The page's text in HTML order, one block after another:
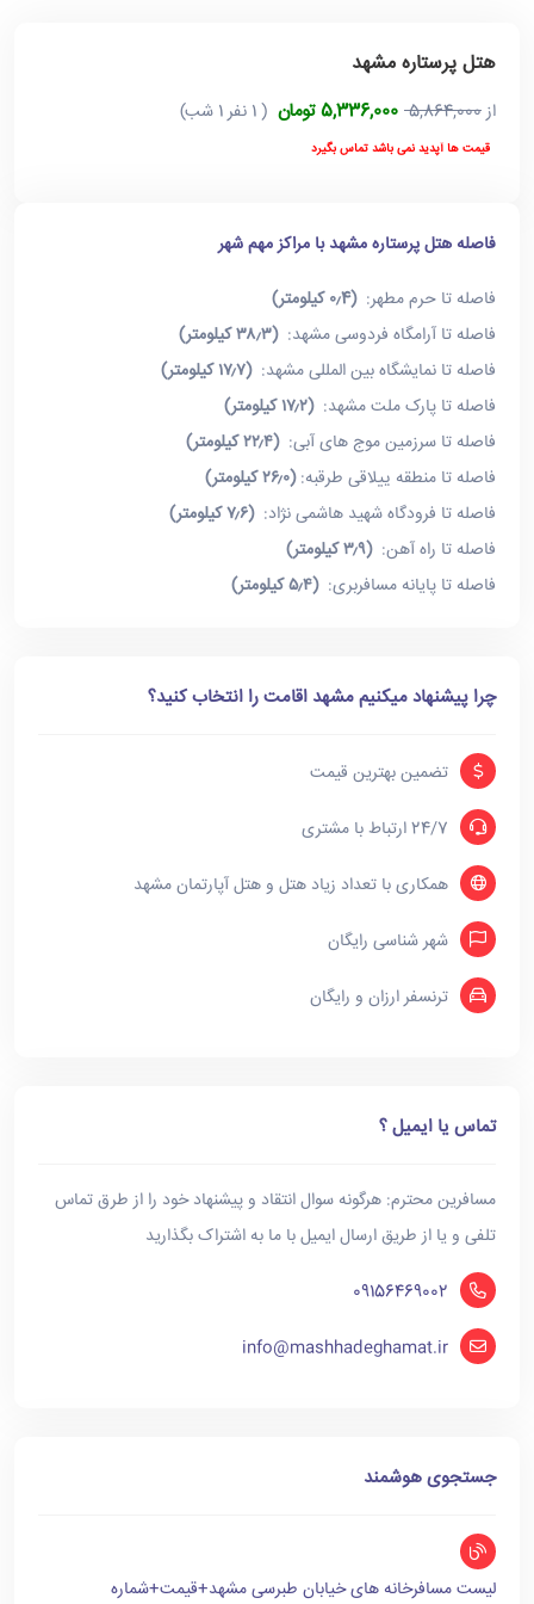
هتل پرستاره مشهد
از5,864,000 5,336,000 تومان ( 1 نفر 1 شب)
قیمت ها آپدید نمی باشد تماس بگیرد
فاصله هتل پرستاره مشهد با مراکز مهم شهر
فاصله تا حرم مطهر:(۰٫4 کیلومتر)
فاصله تا آرامگاه فردوسی مشهد:(۳۸٫۳ کیلومتر)
فاصله تا نمایشگاه بین المللی مشهد:(۱۷٫۷ کیلومتر)
فاصله تا پارک ملت مشهد:(۱۷٫۲ کیلومتر)
فاصله تا سرزمین موج های آبی:(۲۲٫۴ کیلومتر)
فاصله تا منطقه ییلاقی طرقبه:(۲۶٫۰ کیلومتر)
فاصله تا فرودگاه شهید هاشمی نژاد:(۷٫۶ کیلومتر)
فاصله تا راه آهن:(۳٫۹ کیلومتر)
فاصله تا پایانه مسافربری:(۵٫۴ کیلومتر)
چرا پیشنهاد میکنیم مشهد اقامت را انتخاب کنید؟
تضمین بهترین قیمت
24/7 ارتباط با مشتری
همکاری با تعداد زیاد هتل و هتل آپارتمان مشهد
شهر شناسی رایگان
ترنسفر ارزان و رایگان
تماس یا ایمیل ؟
مسافرین محترم: هرگونه سوال انتقاد و پیشنهاد خود را از طرق تماس
تلفی و یا از طریق ارسال ایمیل با ما به اشتراک بگذارید
09156469002
info@mashhadeghamat.ir
جستجوی هوشمند
لیست مسافرخانه های خیابان طبرسی مشهد+قیمت+شماره